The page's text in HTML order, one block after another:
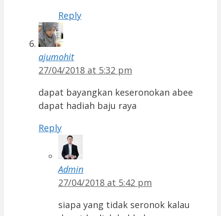
Reply
ajumohit
27/04/2018 at 5:32 pm
dapat bayangkan keseronokan abee
dapat hadiah baju raya
Reply
Admin
27/04/2018 at 5:42 pm
siapa yang tidak seronok kalau